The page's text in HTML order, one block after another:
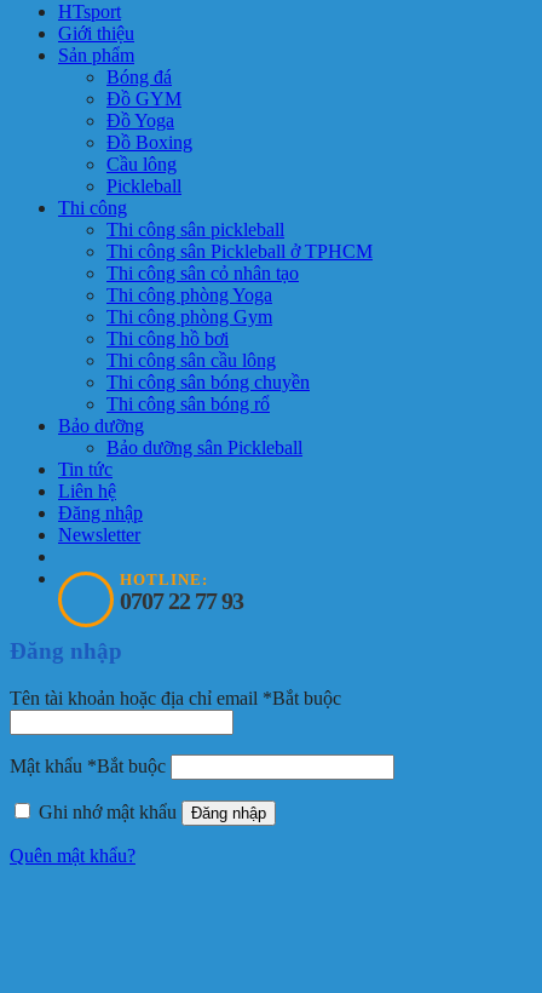
HTsport
Giới thiệu
Sản phẩm
Bóng đá
Đồ GYM
Đồ Yoga
Đồ Boxing
Cầu lông
Pickleball
Thi công
Thi công sân pickleball
Thi công sân Pickleball ở TPHCM
Thi công sân cỏ nhân tạo
Thi công phòng Yoga
Thi công phòng Gym
Thi công hồ bơi
Thi công sân cầu lông
Thi công sân bóng chuyền
Thi công sân bóng rổ
Bảo dưỡng
Bảo dưỡng sân Pickleball
Tin tức
Liên hệ
Đăng nhập
Newsletter
HOTLINE:
0707 22 77 93
Đăng nhập
Tên tài khoản hoặc địa chỉ email *Bắt buộc
Mật khẩu *Bắt buộc
Ghi nhớ mật khẩu Đăng nhập
Quên mật khẩu?